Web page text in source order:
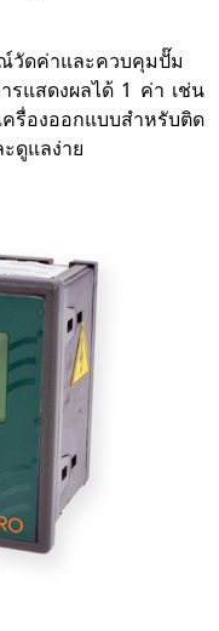
วัดค่าและควบคุมปั๊ม
รแสดงผลได้ 1 ค่า เช่น
รื่องออกแบบสำหรับติด
ดูแลง่าย